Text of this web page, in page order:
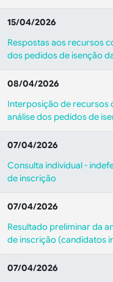
15/04/2026
Respostas aos recursos
dos pedidos de isenção
08/04/2026
Interposição de recursos
análise dos pedidos de
07/04/2026
Consulta individual -
de inscrição
07/04/2026
Resultado preliminar da
de inscrição (candidatos
07/04/2026